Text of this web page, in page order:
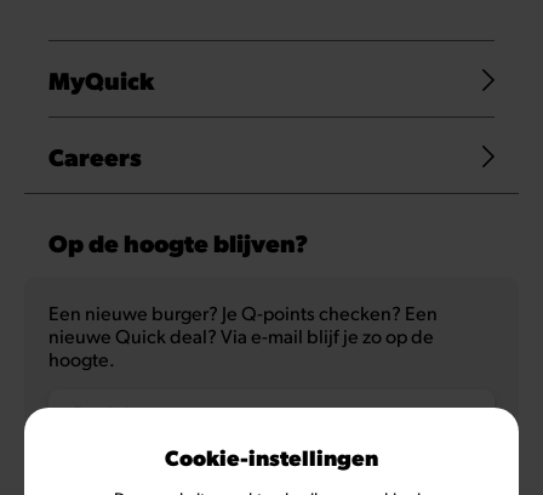
MyQuick
Careers
Op de hoogte blijven?
Een nieuwe burger? Je Q-points checken? Een
nieuwe Quick deal? Via e-mail blijf je zo op de
hoogte.
E-mailadres
Cookie-instellingen